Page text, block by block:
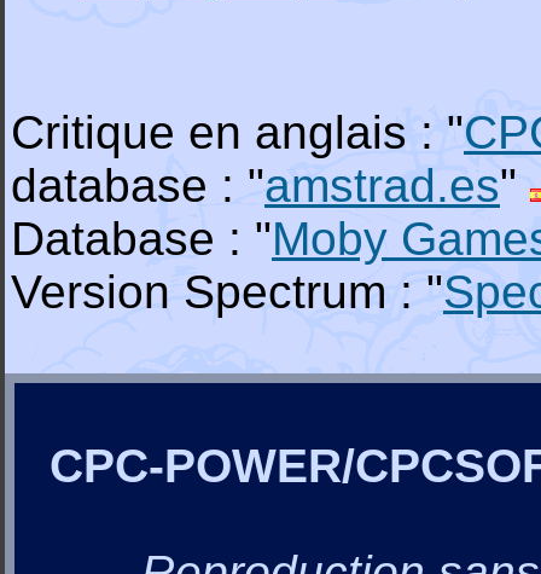
Critique en anglais : "
database : "amstrad.es"
Database : "Moby
Version Spectrum : "
CPC-POWER/